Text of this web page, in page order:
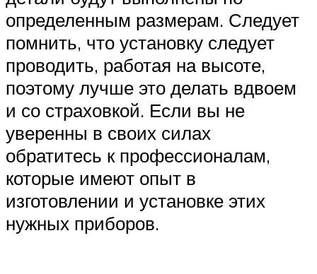
определенным размерам. Следует
помнить, что установку следует
проводить, работая на высоте,
поэтому лучше это делать вдвоем
и со страховкой. Если вы не
уверенны в своих силах
обратитесь к профессионалам,
которые имеют опыт в
изготовлении и установке этих
нужных приборов.